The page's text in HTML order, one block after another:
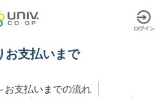
お支払いまで
お支払いまでの流れ